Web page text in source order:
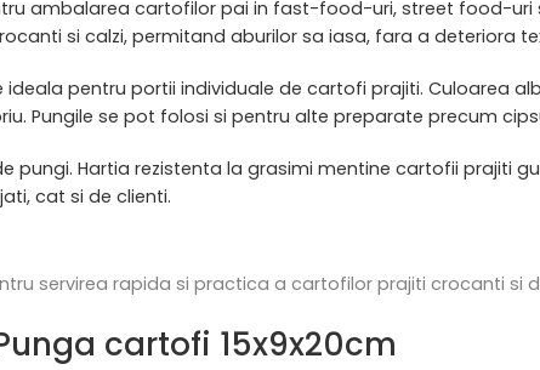
ambalarea cartofilor pai in fast-food-uri, street food-uri
si calzi, permitand aburilor sa iasa, fara a deteriora
ideala pentru portii individuale de cartofi prajiti. Culoarea
Pungile se pot folosi si pentru alte preparate precum
pungi. Hartia rezistenta la grasimi mentine cartofii prajiti
cat si de clienti.
servirea rapida si practica a cartofilor prajiti crocanti si
cartofi 15x9x20cm